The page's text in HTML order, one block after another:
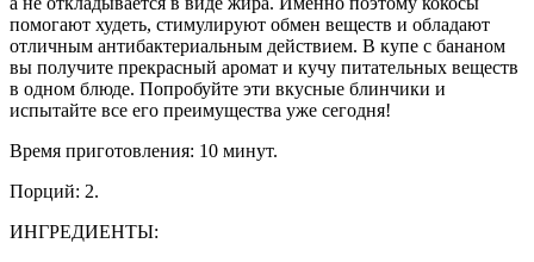
помогают худеть, стимулируют обмен веществ и обладают
отличным антибактериальным действием. В купе с бананом
вы получите прекрасный аромат и кучу питательных веществ
в одном блюде. Попробуйте эти вкусные блинчики и
испытайте все его преимущества уже сегодня!
Время приготовления: 10 минут.
Порций: 2.
ИНГРЕДИЕНТЫ: